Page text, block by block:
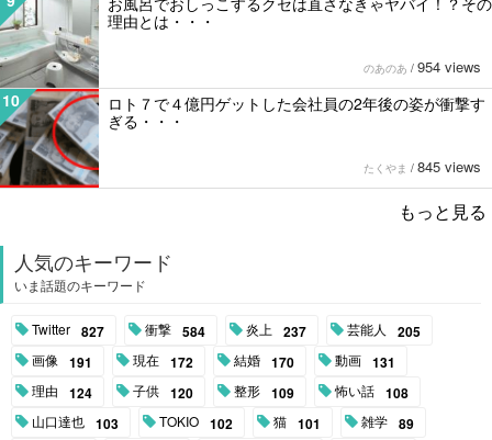
理由とは・・・
のあのあ / 954 views
10
ロト７で４億円ゲットした会社員の2年後の姿が衝撃す
ぎる・・・
たくやま / 845 views
もっと見る
人気のキーワード
いま話題のキーワード
Twitter 827 衝撃 584 炎上 237 芸能人 205
画像 191 現在 172 結婚 170 動画 131
理由 124 子供 120 整形 109 怖い話 108
山口達也 103 TOKIO 102 猫 101 雑学 89